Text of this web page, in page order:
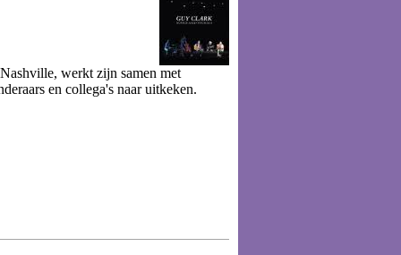
werkt zijn samen met
en collega's naar uitkeken.